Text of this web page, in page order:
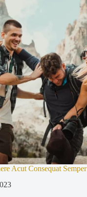
Acut Consequat Semper